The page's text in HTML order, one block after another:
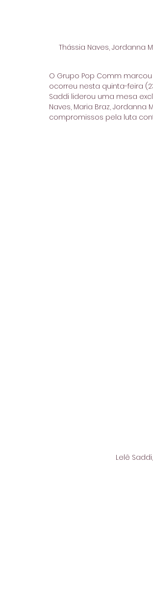
Thássia Naves, Jordanna
O Grupo Pop Comm
ocorreu nesta quinta-feira
Saddi liderou uma mesa
Naves, Maria Braz,
compromissos pela luta
Lelê